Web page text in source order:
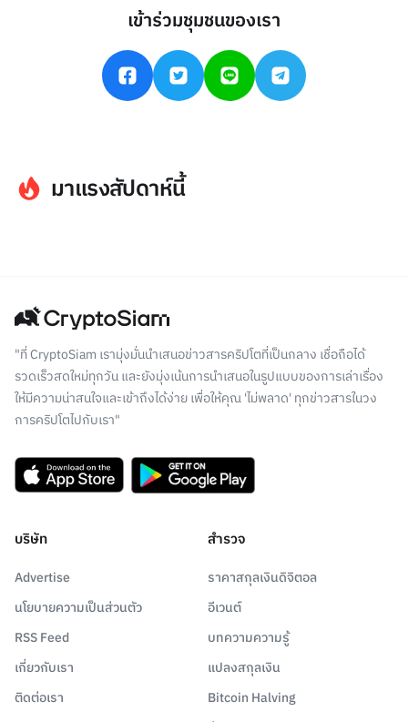
เข้าร่วมชุมชนของเรา
มาแรงสัปดาห์นี้
"ที่ CryptoSiam เรามุ่งมั่นนำเสนอข่าวสารคริปโตที่เป็นกลาง เชื่อถือได้
รวดเร็วสดใหม่ทุกวัน และยังมุ่งเน้นการนำเสนอในรูปแบบของการเล่าเรื่อง
ให้มีความน่าสนใจและเข้าถึงได้ง่าย เพื่อให้คุณ 'ไม่พลาด' ทุกข่าวสารในวง
การคริปโตไปกับเรา"
บริษัท
Advertise
นโยบายความเป็นส่วนตัว
RSS Feed
เกี่ยวกับเรา
ติดต่อเรา
สำรวจ
ราคาสกุลเงินดิจิตอล
อีเวนต์
บทความความรู้
แปลงสกุลเงิน
Bitcoin Halving